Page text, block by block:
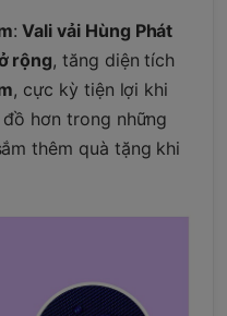
:Vali vải Hùng Phát
rộng, tăng diện tích
, cực kỳ tiện lợi khi
hơn trong những
thêm quà tặng khi